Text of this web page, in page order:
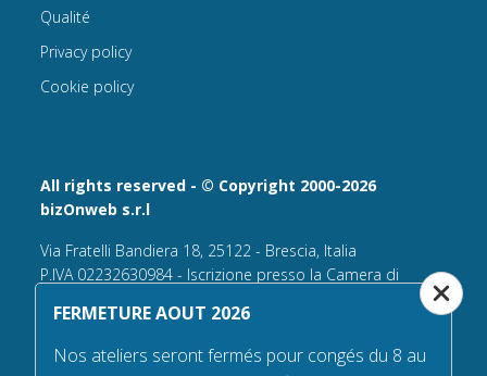
All rights reserved - © Copyright 2000-2026
bizOnweb s.r.l
Via Fratelli Bandiera 18, 25122 - Brescia, Italia
P.IVA 02232630984 - Iscrizione presso la Camera di
n° REA 432569 Capitale sociale versato Euro 25.000,00.
Tel +39.030 6394506
Qualité
Privacy policy
Cookie policy
FERMETURE AOUT 2026
Nos ateliers seront fermés pour congés du 8 au